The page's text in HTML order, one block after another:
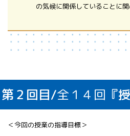
の気候に関係していることに関
第２回目/全１４回 『
＜今回の授業の指導目標＞